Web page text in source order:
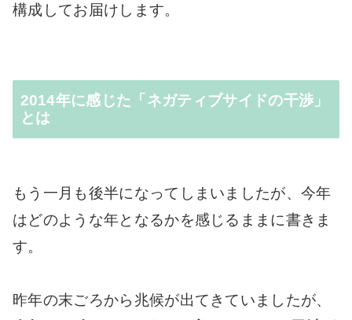
構成してお届けします。
2014年に感じた「ネガティブサイドの干渉」
とは
もう一月も後半になってしまいましたが、今年
はどのような年となるかを感じるままに書きま
す。
昨年の末ごろから兆候が出てきていましたが、